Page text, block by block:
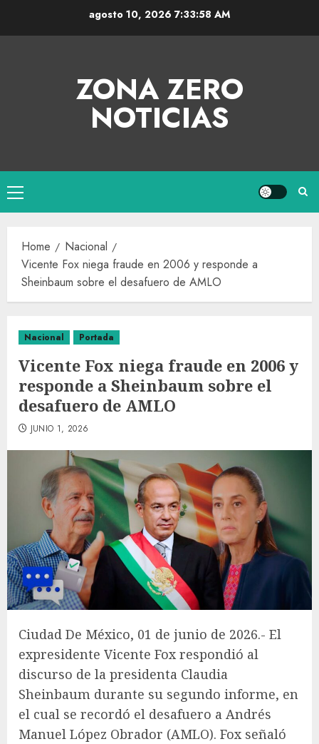
agosto 10, 2026 7:33:58 AM
ZONA ZERO
NOTICIAS
Home
Nacional
Vicente Fox niega fraude en 2006 y responde a
Sheinbaum sobre el desafuero de AMLO
Nacional Portada
Vicente Fox niega fraude en 2006 y
responde a Sheinbaum sobre el
desafuero de AMLO
JUNIO 1, 2026
Ciudad De México, 01 de junio de 2026.- El
expresidente Vicente Fox respondió al
discurso de la presidenta Claudia
Sheinbaum durante su segundo informe, en
el cual se recordó el desafuero a Andrés
Manuel López Obrador (AMLO). Fox señaló